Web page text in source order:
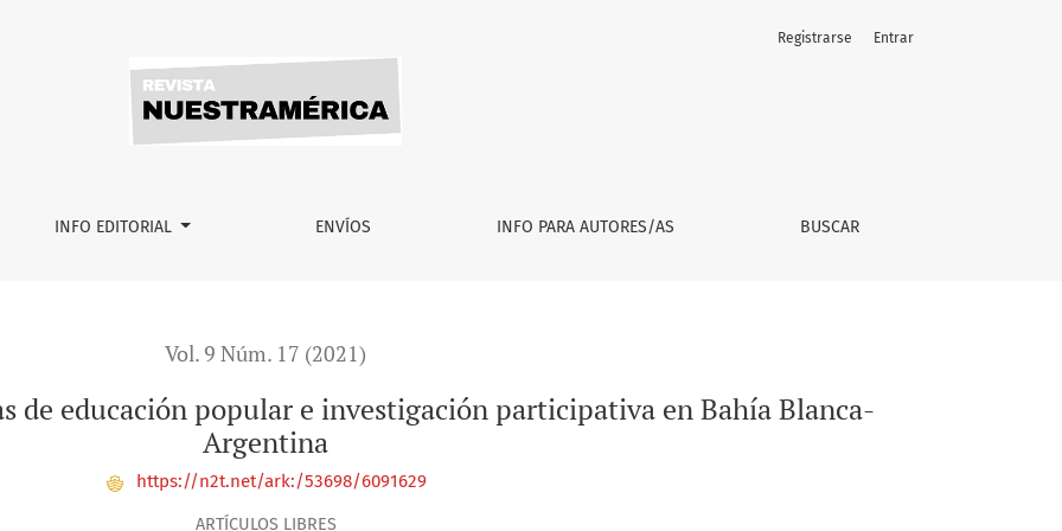
e investigación participativa en Bahía Blanca-Argentina
INFO EDITORIAL ENVÍOS INFO PARA AUTORES/AS BUSCAR
Registrarse Entrar
Vol. 9 Núm. 17 (2021)
de educación popular e investigación participativa en Bahía Blanca-
Argentina
https://n2t.net/ark:/53698/6091629
ARTÍCULOS LIBRES